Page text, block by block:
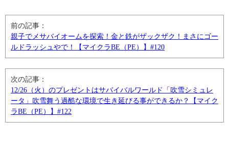
前の記事：
親子でメサバイオームを探索！金と鉄がザックザク！まさにゴー
ルドラッシュやで！【マイクラBE（PE）】#120
次の記事：
12/26（火）のプレゼントはサバイバルワールド「吹雪シミュレ
ータ」吹雪舞う過酷な環境で生き延びる事ができるか？【マイク
ラBE（PE）】#122